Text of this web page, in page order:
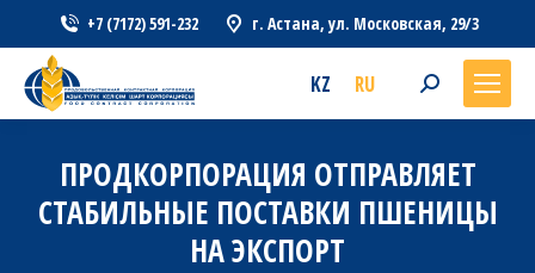
+7 (7172) 591-232 г. Астана, ул. Московская, 29/3
KZ RU Search:
ПРОДКОРПОРАЦИЯ ОТПРАВЛЯЕТ
СТАБИЛЬНЫЕ ПОСТАВКИ ПШЕНИЦЫ
НА ЭКСПОРТ